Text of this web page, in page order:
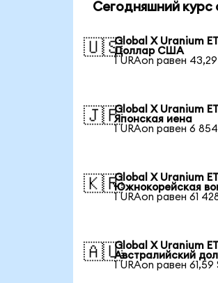
Сегодняшний курс
🇺🇸Global X Uranium
Доллар США
1 URAon равен 43,29
🇯🇵Global X Uranium
Японская иена
1 URAon равен 6
🇰🇷Global X Uranium
Южнокорейская
1 URAon равен 61
🇦🇺Global X Uranium
Австралийский
1 URAon равен 61,59